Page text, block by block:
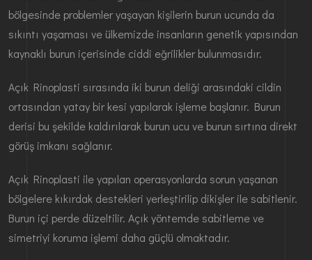
bölgesinde problemler yaşayan kişilerin burun ucunda da
sıkıntı yaşaması ve ülkemizde insanların genetik yapısından
kaynaklı burun içerisinde ciddi eğrilikler bulunmasıdır.
Açık Rinoplasti sırasında iki burun deliği arasındaki cildin
ortasından yatay bir kesi yapılarak işleme başlanır. Burun
derisi bu şekilde kaldırılarak burun ucu ve burun sırtına direkt
görüş imkanı sağlanır.
Açık Rinoplasti ile yapılan operasyonlarda sorun yaşanan
bölgelere kıkırdak destekleri yerleştirilip dikişler ile sabitlenir.
Burun içi perde düzeltilir. Açık yöntemde sabitleme ve
simetriyi koruma işlemi daha güçlü olmaktadır.